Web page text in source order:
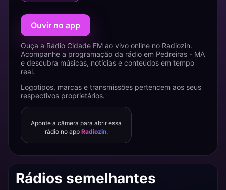
Ouvir no app
Ouça a Rádio Cidade FM ao vivo online no Radiozin.
Acompanhe a programação da rádio em Pedreiras - MA
e descubra músicas, notícias e conteúdos em tempo
real.
Logotipos, marcas e transmissões pertencem aos seus
respectivos proprietários.
Aponte a câmera para abrir essa
rádio no app Radiozin.
Rádios semelhantes